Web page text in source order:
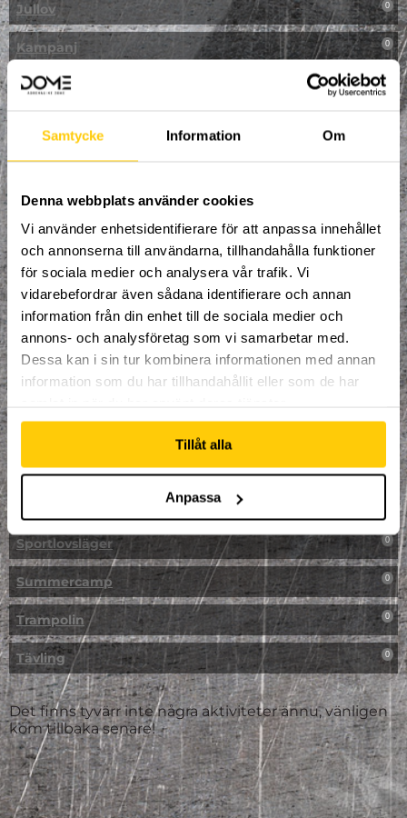
Samtycke Information Om
Denna webbplats använder cookies
Vi använder enhetsidentifierare för att anpassa innehållet
och annonserna till användarna, tillhandahålla funktioner
för sociala medier och analysera vår trafik. Vi
vidarebefordrar även sådana identifierare och annan
information från din enhet till de sociala medier och
annons- och analysföretag som vi samarbetar med.
Dessa kan i sin tur kombinera informationen med annan
information som du har tillhandahållit eller som de har
Tillåt alla
Anpassa
Jullov 0
Kampanj 0
Kickbike 0
Klättring
LAN
Multisport
Mässa
NPF-Träning
Parkour
Påsk på Dome
Påsklovsläger 0
Skateboard 0
Sportlovsläger 0
Summercamp 0
Trampolin 0
Tävling 0
Det finns tyvärr inte några aktiviteter ännu, vänligen
kom tillbaka senare!